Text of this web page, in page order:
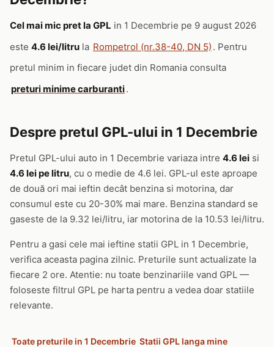
Cel mai mic pret la GPL in 1 Decembrie pe 9 august 2026
este 4.6 lei/litru la Rompetrol (nr.38-40, DN 5) . Pentru
pretul minim in fiecare judet din Romania consulta
preturi minime carburanti.
Despre pretul GPL-ului in 1 Decembrie
Pretul GPL-ului auto in 1 Decembrie variaza intre 4.6 lei si
4.6 lei pe litru, cu o medie de 4.6 lei. GPL-ul este aproape
de două ori mai ieftin decât benzina si motorina, dar
consumul este cu 20-30% mai mare. Benzina standard se
gaseste de la 9.32 lei/litru, iar motorina de la 10.53 lei/litru.
Pentru a gasi cele mai ieftine statii GPL in 1 Decembrie,
verifica aceasta pagina zilnic. Preturile sunt actualizate la
fiecare 2 ore. Atentie: nu toate benzinariile vand GPL —
foloseste filtrul GPL pe harta pentru a vedea doar statiile
relevante.
Toate preturile in 1 Decembrie Statii GPL langa mine